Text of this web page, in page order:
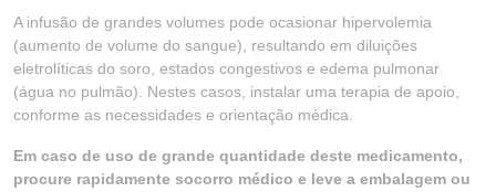
A infusão de grandes volumes pode ocasionar hipervolemia
(aumento de volume do sangue), resultando em diluições
eletrolíticas do soro, estados congestivos e edema pulmonar
(água no pulmão). Nestes casos, instalar uma terapia de apoio,
conforme as necessidades e orientação médica.
Em caso de uso de grande quantidade deste medicamento,
procure rapidamente socorro médico e leve a embalagem ou